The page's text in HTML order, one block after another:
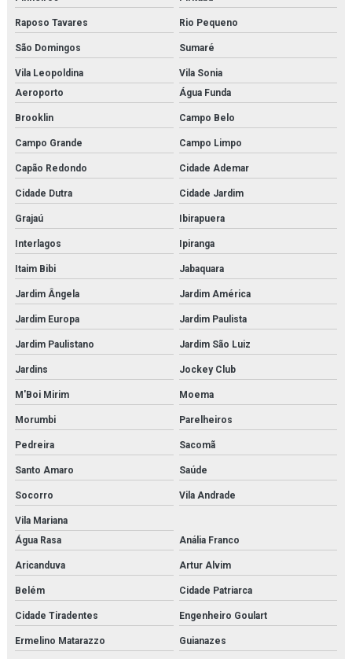
Kit modelo molecular
Kit molecular médico em são paulo
Kit molecular médico em sp
Kit molecular médico para estudo
Kit molecular química
Kit molecular química orgânica
Kit molecular química orgânica e inorgânica
Manequim simulador de rcp
Microscopia monocular
Microscópio biológico binocular
Microscópio biológico binocular 1600x luz de led
Microscópio biológico monocular
Microscópio biológico profissional
Microscópio biológico trinocular
Microscópio biológico trinocular com câmera
Microscópio médico para faculdades
Microscópio monocular
Microscópio óptico monocular
Modelo anatômico da face
Modelo anatômico da mitose
Modelo anatômico da orelha
Raposo Tavares Rio Pequeno
São Domingos Sumaré
Vila Leopoldina
Vila Sonia
Aeroporto
Água Funda
Brooklin Campo Belo
Campo Grande Campo Limpo
Capão Redondo Cidade Ademar
Cidade Dutra Cidade Jardim
Grajaú Ibirapuera
Interlagos Ipiranga
Itaim Bibi Jabaquara
Jardim Ângela Jardim América
Jardim Europa Jardim Paulista
Jardim Paulistano Jardim São Luiz
Jardins Jockey Club
M'Boi Mirim Moema
Morumbi Parelheiros
Pedreira Sacomã
Santo Amaro Saúde
Socorro Vila Andrade
Vila Mariana
Água Rasa
Anália Franco
Aricanduva Artur Alvim
Belém Cidade Patriarca
Cidade Tiradentes Engenheiro Goulart
Ermelino Matarazzo Guianazes